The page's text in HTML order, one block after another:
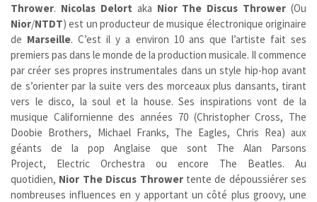
Thrower. Nicolas Delort aka Nior The Discus Thrower (Ou
Nior/NTDT) est un producteur de musique électronique originaire
de Marseille. C’est il y a environ 10 ans que l’artiste fait ses
premiers pas dans le monde de la production musicale. Il commence
par créer ses propres instrumentales dans un style hip-hop avant
de s’orienter par la suite vers des morceaux plus dansants, tirant
vers le disco, la soul et la house. Ses inspirations vont de la
musique Californienne des années 70 (Christopher Cross, The
Doobie Brothers, Michael Franks, The Eagles, Chris Rea) aux
géants de la pop Anglaise que sont The Alan Parsons
Project, Electric Orchestra ou encore The Beatles. Au
quotidien, Nior The Discus Thrower tente de dépoussiérer ses
nombreuses influences en y apportant un côté plus groovy, une